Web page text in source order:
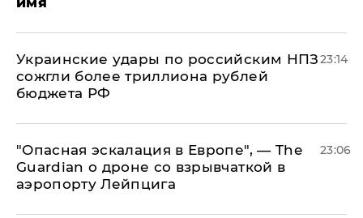
Украинские удары по российским НПЗ
сожгли более триллиона рублей
бюджета РФ
23:14
"Опасная эскалация в Европе", — The
Guardian о дроне со взрывчаткой в
аэропорту Лейпцига
23:06